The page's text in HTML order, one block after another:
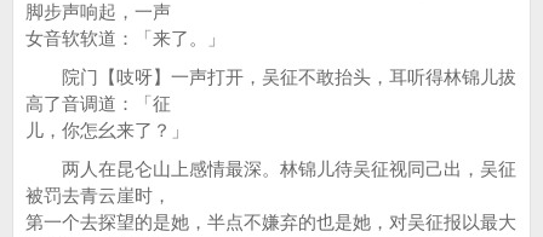
脚步声响起，一声
女音软软道：「来了。」
院门【吱呀】一声打开，吴征不敢抬头，耳听得林锦儿拔
高了音调道：「征
儿，你怎幺来了？」
两人在昆仑山上感情最深。林锦儿待吴征视同己出，吴征
被罚去青云崖时，
第一个去探望的是她，半点不嫌弃的也是她，对吴征报以最大